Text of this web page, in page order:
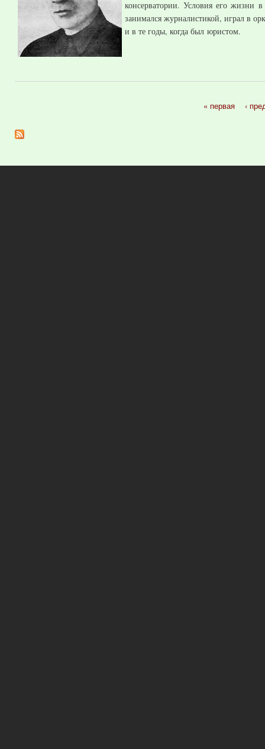
консерватории. Условия его жизни
занимался журналистикой, играл в
и в те годы, когда был юристом.
« первая ‹